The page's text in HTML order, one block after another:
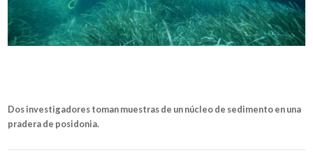
Dos investigadores toman muestras de un núcleo de sedimento en una
pradera de posidonia.